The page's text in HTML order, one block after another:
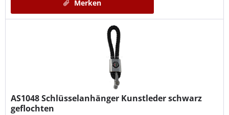
Merken
AS1048Schlüsselanhänger Kunstleder schwarz
geflochten